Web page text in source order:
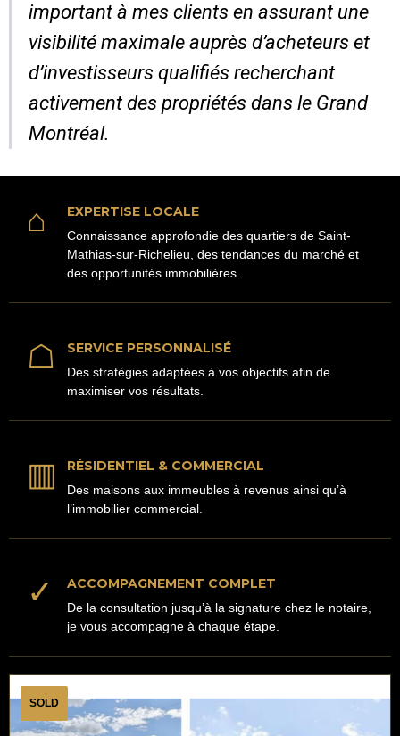
important à mes clients en assurant une
visibilité maximale auprès d’acheteurs et
d’investisseurs qualifiés recherchant
activement des propriétés dans le Grand
Montréal.
⌂ EXPERTISE LOCALE
Connaissance approfondie des quartiers de Saint-
Mathias-sur-Richelieu, des tendances du marché et
des opportunités immobilières.
☖ SERVICE PERSONNALISÉ
Des stratégies adaptées à vos objectifs afin de
maximiser vos résultats.
▥ RÉSIDENTIEL & COMMERCIAL
Des maisons aux immeubles à revenus ainsi qu’à
l’immobilier commercial.
✓ ACCOMPAGNEMENT COMPLET
De la consultation jusqu’à la signature chez le notaire,
je vous accompagne à chaque étape.
SOLD